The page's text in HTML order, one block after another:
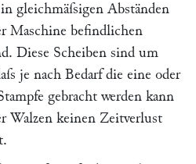
gleichmäſsigen Abständen
Maschine befindlichen
Diese Scheiben sind um
je nach Bedarf die eine oder
gebracht werden kann
Walzen keinen Zeitverlust